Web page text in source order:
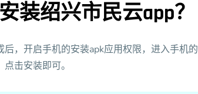
装绍兴市民云app？
后，开启手机的安装apk应用权限，进入手机
击安装即可。